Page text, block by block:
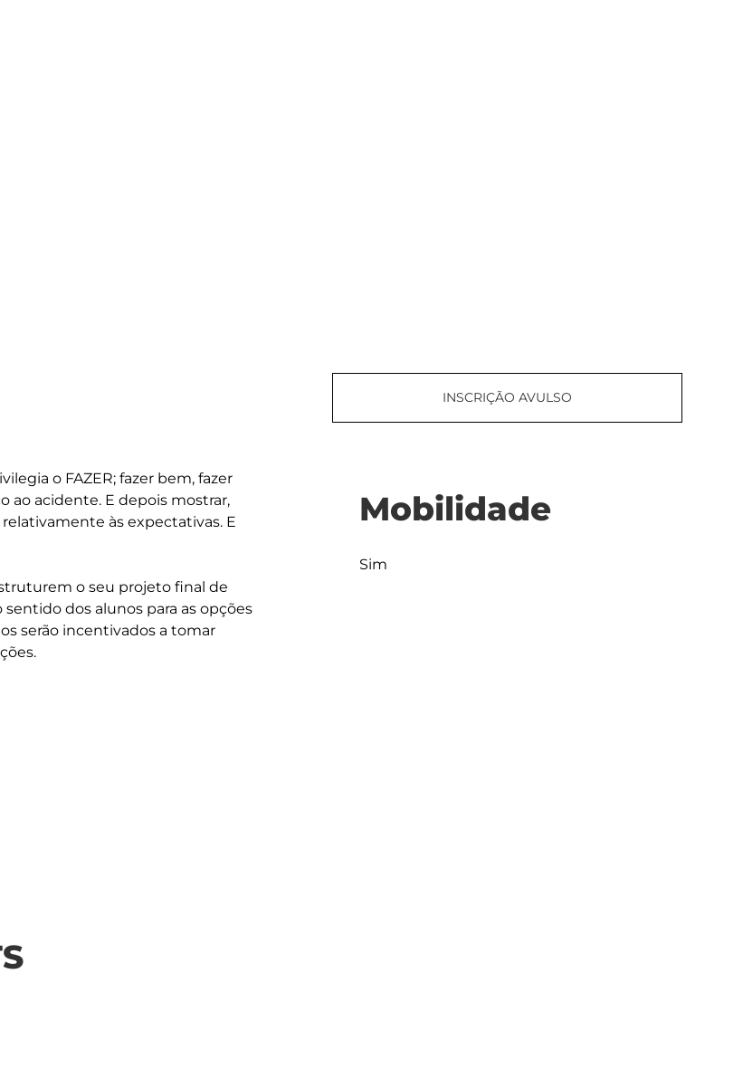
o FAZER; fazer bem, fazer
ao acidente. E depois mostrar,
às expectativas. E
o seu projeto final de
dos alunos para as opções
serão incentivados a tomar
INSCRIÇÃO AVULSO
Mobilidade
Sim